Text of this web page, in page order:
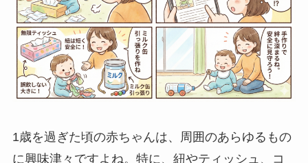
1歳を過ぎた頃の赤ちゃんは、周囲のあらゆるもの
に興味津々ですよね。特に、紐やティッシュ、コ